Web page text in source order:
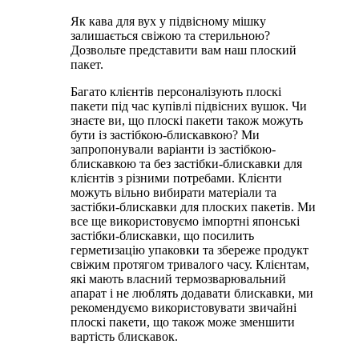
Як кава для вух у підвісному мішку
залишається свіжою та стерильною?
Дозвольте представити вам наш плоский
пакет.
Багато клієнтів персоналізують плоскі
пакети під час купівлі підвісних вушок. Чи
знаєте ви, що плоскі пакети також можуть
бути із застібкою-блискавкою? Ми
запропонували варіанти із застібкою-
блискавкою та без застібки-блискавки для
клієнтів з різними потребами. Клієнти
можуть вільно вибирати матеріали та
застібки-блискавки для плоских пакетів. Ми
все ще використовуємо імпортні японські
застібки-блискавки, що посилить
герметизацію упаковки та збереже продукт
свіжим протягом тривалого часу. Клієнтам,
які мають власний термозварювальний
апарат і не люблять додавати блискавки, ми
рекомендуємо використовувати звичайні
плоскі пакети, що також може зменшити
вартість блискавок.